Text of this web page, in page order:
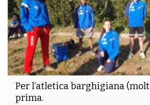
Per l’atletica barghigiana
prima.